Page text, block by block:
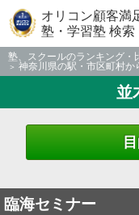
オリコン顧客満
塾・学習塾 検索
塾、スクールのランキング・
神奈川県の駅・市区町村か
並
臨海セミナー